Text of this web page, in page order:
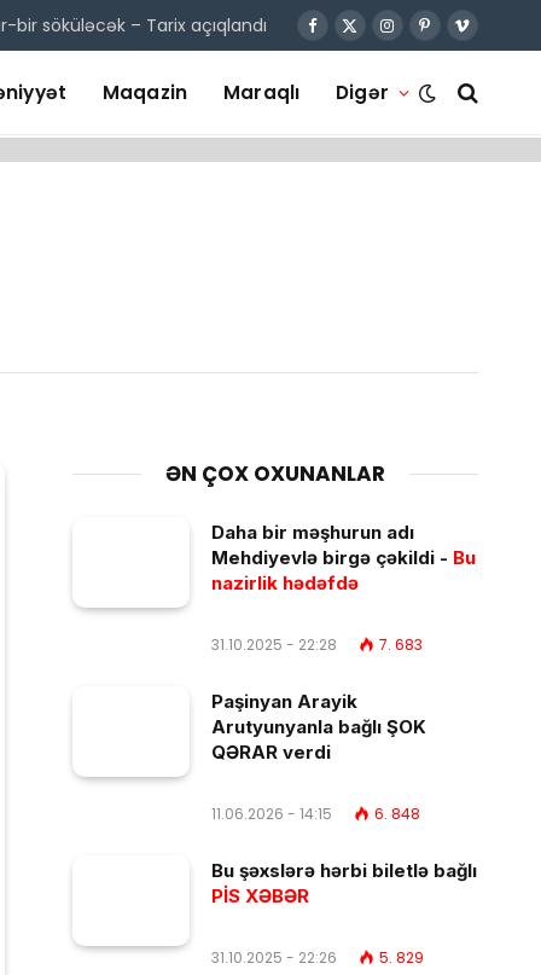
bir söküləcək – Tarix açıqlandı Facebook
X
Instagram
Pinterest
Vimeo
Maqazin Maraqlı Digər
ƏN ÇOX OXUNANLAR
Daha bir məşhurun adı
Mehdiyevlə birgə çəkildi - Bu
nazirlik hədəfdə
31.10.2025 - 22:28 7. 683
Paşinyan Arayik
Arutyunyanla bağlı ŞOK
QƏRAR verdi
11.06.2026 - 14:15 6. 848
Bu şəxslərə hərbi biletlə bağlı
PİS XƏBƏR
31.10.2025 - 22:26 5. 829